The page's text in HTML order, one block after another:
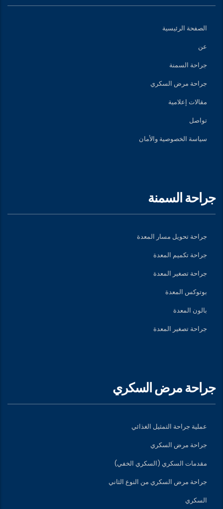
الصفحة الرئيسية
عن
جراحة السمنة
جراحة مرض السكري
مقالات إعلامية
تواصل
سياسة الخصوصية والأمان
جراحة السمنة
جراحة تحويل مسار المعدة
جراحة تكميم المعدة
جراحة تصغير المعدة
بوتوكس المعدة
بالون المعدة
جراحة تصغير المعدة
جراحة مرض السكري
عملية جراحة التمثيل الغذائي
جراحة مرض السكري
مقدمات السكري (السكري الخفي)
جراحة مرض السكري من النوع الثاني
السكري